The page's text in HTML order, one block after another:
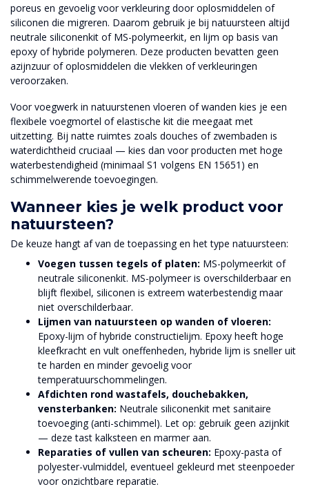
poreus en gevoelig voor verkleuring door oplosmiddelen of
siliconen die migreren. Daarom gebruik je bij natuursteen altijd
neutrale siliconenkit of MS-polymeerkit, en lijm op basis van
epoxy of hybride polymeren. Deze producten bevatten geen
azijnzuur of oplosmiddelen die vlekken of verkleuringen
veroorzaken.
Voor voegwerk in natuurstenen vloeren of wanden kies je een
flexibele voegmortel of elastische kit die meegaat met
uitzetting. Bij natte ruimtes zoals douches of zwembaden is
waterdichtheid cruciaal — kies dan voor producten met hoge
waterbestendigheid (minimaal S1 volgens EN 15651) en
schimmelwerende toevoegingen.
Wanneer kies je welk product voor
natuursteen?
De keuze hangt af van de toepassing en het type natuursteen:
Voegen tussen tegels of platen: MS-polymeerkit of
neutrale siliconenkit. MS-polymeer is overschilderbaar en
blijft flexibel, siliconen is extreem waterbestendig maar
niet overschilderbaar.
Lijmen van natuursteen op wanden of vloeren:
Epoxy-lijm of hybride constructielijm. Epoxy heeft hoge
kleefkracht en vult oneffenheden, hybride lijm is sneller uit
te harden en minder gevoelig voor
temperatuurschommelingen.
Afdichten rond wastafels, douchebakken,
vensterbanken: Neutrale siliconenkit met sanitaire
toevoeging (anti-schimmel). Let op: gebruik geen azijnkit
— deze tast kalksteen en marmer aan.
Reparaties of vullen van scheuren: Epoxy-pasta of
polyester-vulmiddel, eventueel gekleurd met steenpoeder
voor onzichtbare reparatie.